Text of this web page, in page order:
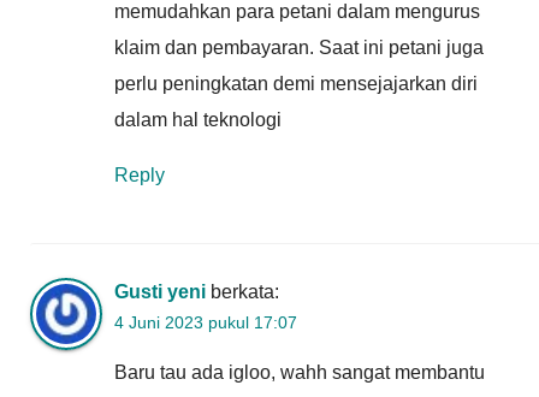
memudahkan para petani dalam mengurus
klaim dan pembayaran. Saat ini petani juga
perlu peningkatan demi mensejajarkan diri
dalam hal teknologi
Reply
Gusti yeni berkata:
4 Juni 2023 pukul 17:07
Baru tau ada igloo, wahh sangat membantu